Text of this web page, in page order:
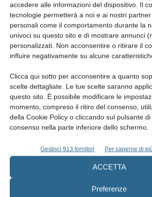
accedere alle informazioni del dispositivo. Il
tecnologie permetterà a noi e ai nostri
personali come il comportamento durante la
univoci su questo sito e di mostrare annunci
personalizzati. Non acconsentire o ritirare il
influire negativamente su alcune
Clicca qui sotto per acconsentire a quanto
scelte dettagliate. Le tue scelte saranno
questo sito. È possibile modificare le
momento, compreso il ritiro del consenso,
della Cookie Policy o cliccando sul pulsante
consenso nella parte inferiore dello schermo.
Gestisci 913 fornitori Per saperne di
ACCETTA
Preferenze
Edicola web
Abbonati